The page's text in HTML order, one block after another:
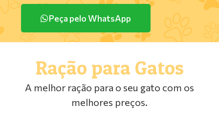
Peça pelo WhatsApp
Ração para Gatos
A melhor ração para o seu gato com os
melhores preços.